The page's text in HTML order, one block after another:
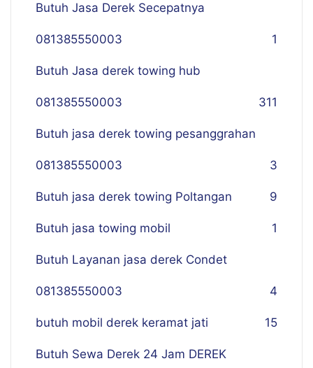
Butuh Jasa Derek Secepatnya
081385550003 1
Butuh Jasa derek towing hub
081385550003 311
Butuh jasa derek towing pesanggrahan
081385550003 3
Butuh jasa derek towing Poltangan 9
Butuh jasa towing mobil 1
Butuh Layanan jasa derek Condet
081385550003 4
butuh mobil derek keramat jati 15
Butuh Sewa Derek 24 Jam DEREK